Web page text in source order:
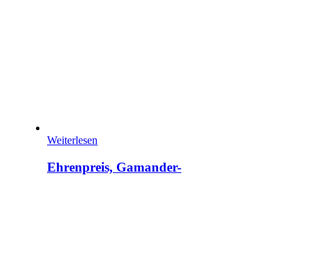
Weiterlesen
Ehrenpreis, Gamander-